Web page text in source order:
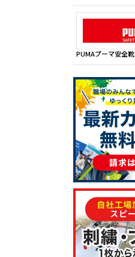
PUMAプーマ安全靴